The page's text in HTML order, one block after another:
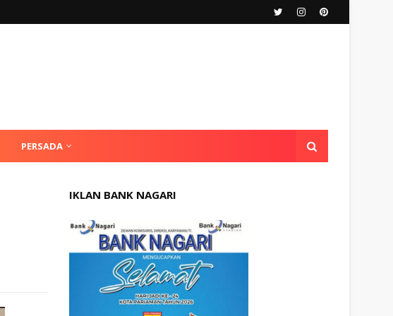
PERSADA
IKLAN BANK NAGARI